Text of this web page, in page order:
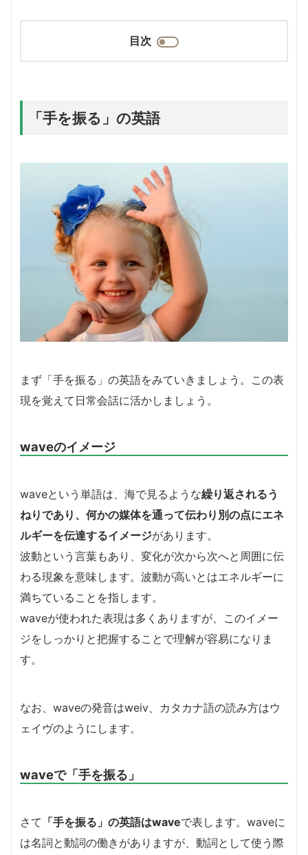
目次
「手を振る」の英語
まず「手を振る」の英語をみていきましょう。この表
現を覚えて日常会話に活かしましょう。
waveのイメージ
waveという単語は、海で見るような繰り返されるう
ねりであり、何かの媒体を通って伝わり別の点にエネ
ルギーを伝達するイメージがあります。
波動という言葉もあり、変化が次から次へと周囲に伝
わる現象を意味します。波動が高いとはエネルギーに
満ちていることを指します。
waveが使われた表現は多くありますが、このイメー
ジをしっかりと把握することで理解が容易になりま
す。
なお、waveの発音はweiv、カタカナ語の読み方はウ
ェイヴのようにします。
waveで「手を振る」
さて 「手を振る」の英語はwaveで表します。waveに
は名詞と動詞の働きがありますが、動詞として使う際